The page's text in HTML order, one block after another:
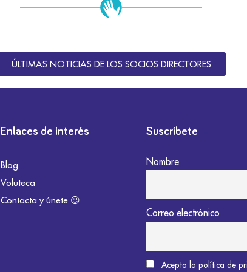
ÚLTIMAS NOTICIAS DE LOS SOCIOS DIRECTORES
Enlaces de interés
Blog
Voluteca
Contacta y únete 😉
Suscríbete
Nombre
Correo electrónico
Acepto la política de